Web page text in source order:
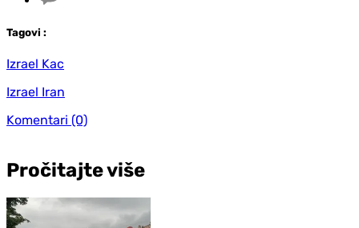
Tagovi :
Izrael Kac
Izrael Iran
Komentari (0)
Pročitajte više